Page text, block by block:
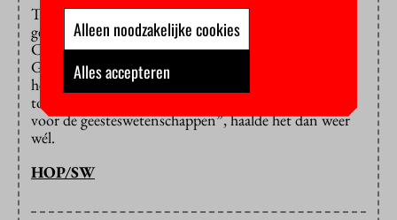
Toch is er een lichtpuntje voor de
geesteswetenschappen: een motie van de
ChristenUnie, medeondertekend door de SP,
GroenLinks en het CDA, die de minister oproept om
het sectorplan sociale wetenschappen met name te
toetsen op “voldoende aandacht en ondersteuning
voor de geesteswetenschappen”, haalde het dan weer
wél.
HOP/SW
Alleen noodzakelijke cookies
Alles accepteren